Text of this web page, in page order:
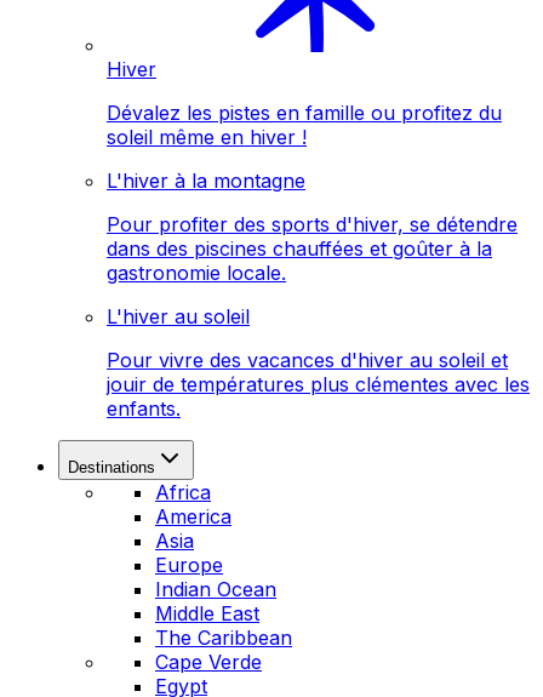
Hiver
Dévalez les pistes en famille ou profitez du
soleil même en hiver !
L'hiver à la montagne
Pour profiter des sports d'hiver, se détendre
dans des piscines chauffées et goûter à la
gastronomie locale.
L'hiver au soleil
Pour vivre des vacances d'hiver au soleil et
jouir de températures plus clémentes avec les
enfants.
Destinations
Africa
America
Asia
Europe
Indian Ocean
Middle East
The Caribbean
Cape Verde
Egypt